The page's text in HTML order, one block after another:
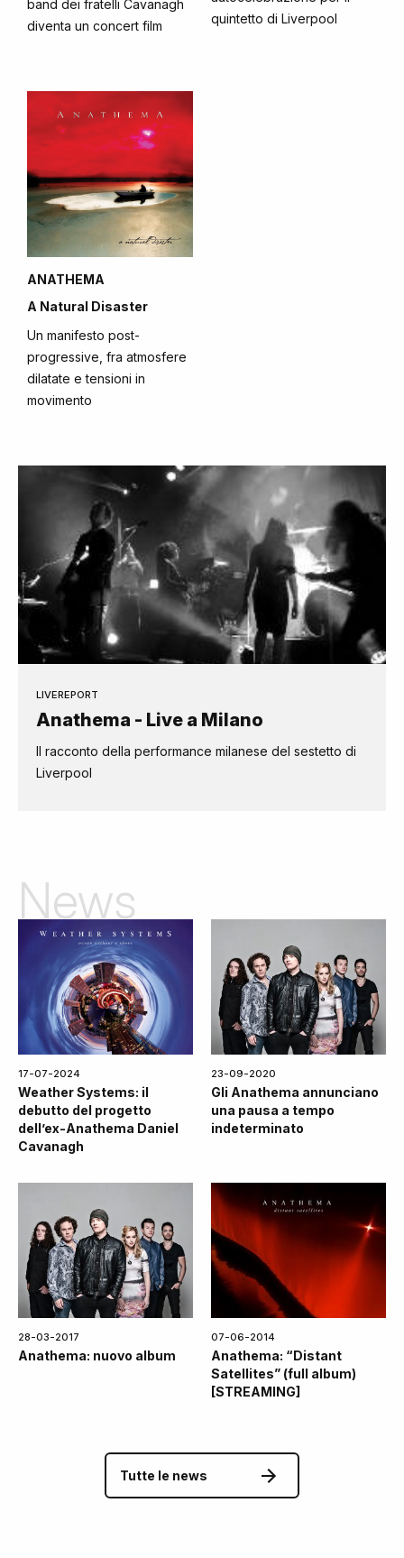
band dei fratelli Cavanagh
diventa un concert film
quintetto di Liverpool
ANATHEMA
A Natural Disaster
Un manifesto post-
progressive, fra atmosfere
dilatate e tensioni in
movimento
LIVEREPORT
Anathema - Live a Milano
Il racconto della performance milanese del sestetto di
Liverpool
News
17-07-2024
Weather Systems: il
debutto del progetto
dell’ex-Anathema Daniel
Cavanagh
23-09-2020
Gli Anathema annunciano
una pausa a tempo
indeterminato
28-03-2017
Anathema: nuovo album
07-06-2014
Anathema: “Distant
Satellites” (full album)
[STREAMING]
Tutte le news